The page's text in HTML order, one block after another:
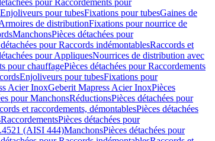
pour Raccordements pour
Enjoliveurs pour tubesFixations pour tubesGaines de
de distributionFixations pour nourrice de
ManchonsPièces détachées pour
pour Raccords indémontablesRaccords et
pour AppliquesNourrices de distribution avec
pour chauffagePièces détachées pour Raccordements
Enjoliveurs pour tubesFixations pour
Acier InoxGeberit Mapress Acier InoxPièces
pour ManchonsRéductionsPièces détachées pour
et raccordements, démontablesPièces détachées
RaccordementsPièces détachées pour
(AISI 444)ManchonsPièces détachées pour